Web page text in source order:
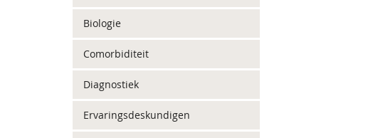
Biologie
Comorbiditeit
Diagnostiek
Ervaringsdeskundigen